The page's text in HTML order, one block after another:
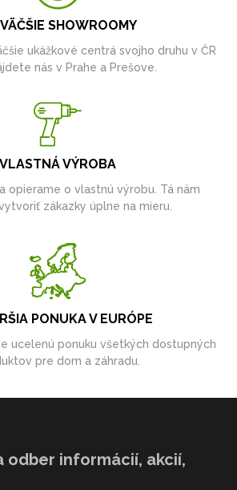
SHOWROOMY
ukážkové centrá svojho druhu v ČR
nás v Prahe a Prešove.
VLASTNÁ VÝROBA
opierame o vlastnú výrobu. Tá nám
zákazky úplne na mieru.
PONUKA V EURÓPE
ucelenú ponuku všetkých dostupných
pre dom a záhradu.
odber informácií, akcií,